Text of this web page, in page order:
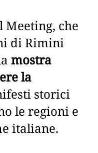
Meeting, che
di Rimini
mostra
la
storici
le regioni e
italiane.